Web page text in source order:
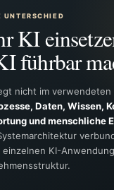
UNTERSCHIED
KI
führbar
nicht im verwendeten
Daten, Wissen,
und menschliche
KI-